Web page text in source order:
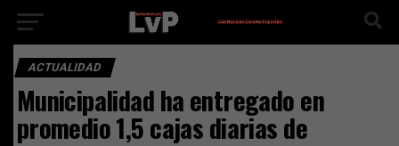
ACTUALIDAD
Municipalidad ha entregado en
promedio 1,5 cajas diarias de